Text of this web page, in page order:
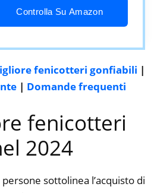
Controlla Su Amazon
fenicotteri gonfiabili |
| Domande frequenti
fenicotteri
2024
sottolinea l’acquisto di